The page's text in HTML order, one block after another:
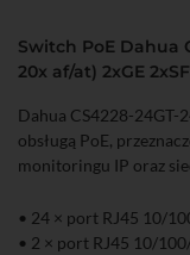
Switch PoE Dahua
20x af/at) 2xGE
Dahua CS4228-24GT-
obsługą PoE,
monitoringu IP oraz
• 24 × port RJ45 10/
• 2 × port RJ45 10/